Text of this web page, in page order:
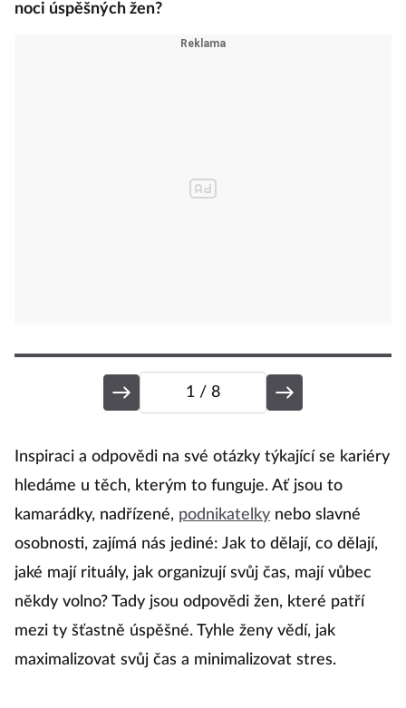
noci úspěšných žen?
1 / 8
Inspiraci a odpovědi na své otázky týkající se kariéry
hledáme u těch, kterým to funguje. Ať jsou to
kamarádky, nadřízené, podnikatelky nebo slavné
osobnosti, zajímá nás jediné: Jak to dělají, co dělají,
jaké mají rituály, jak organizují svůj čas, mají vůbec
někdy volno? Tady jsou odpovědi žen, které patří
mezi ty šťastně úspěšné. Tyhle ženy vědí, jak
maximalizovat svůj čas a minimalizovat stres.